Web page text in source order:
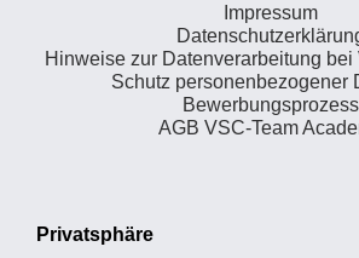
Impressum
Hinweise zur Datenverarbeitung bei
Schutz personenbezogener
Bewerbungsprozess
AGB VSC-Team
Privatsphäre